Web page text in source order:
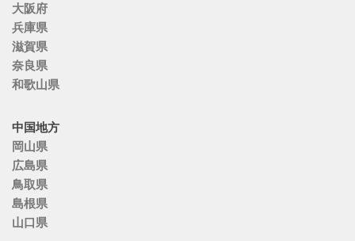
大阪府
兵庫県
滋賀県
奈良県
和歌山県
中国地方
岡山県
広島県
鳥取県
島根県
山口県